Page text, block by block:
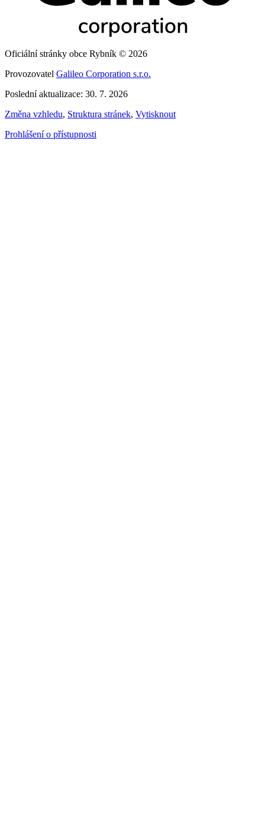
Oficiální stránky obce Rybník © 2026
Provozovatel Galileo Corporation s.r.o.
Poslední aktualizace: 30. 7. 2026
Změna vzhledu, Struktura stránek, Vytisknout
Prohlášení o přístupnosti